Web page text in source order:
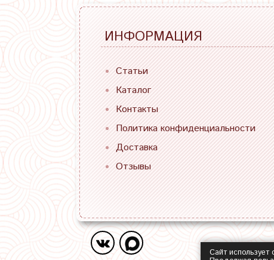
ИНФОРМАЦИЯ
Статьи
Каталог
Контакты
Политика конфиденциальности
Доставка
Отзывы
Сайт